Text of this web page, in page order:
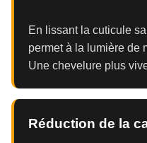
En lissant la cuticule
permet à la lumière de
Une chevelure plus
Réduction de la